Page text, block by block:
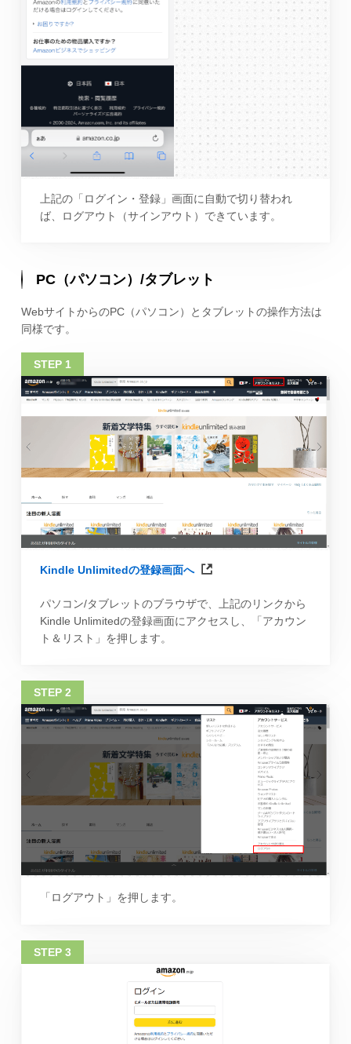
上記の「ログイン・登録」画面に自動で切り替われ
ば、ログアウト（サインアウト）できています。
PC（パソコン）/タブレット
WebサイトからのPC（パソコン）とタブレットの操作方法は
同様です。
Kindle Unlimitedの登録画面へ
パソコン/タブレットのブラウザで、上記のリンクから
Kindle Unlimitedの登録画面にアクセスし、「アカウン
ト＆リスト」を押します。
「ログアウト」を押します。